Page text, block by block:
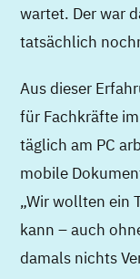
wartet. Der war
tatsächlich
Aus dieser
für Fachkräfte
täglich am PC
mobile
„Wir wollten ein
kann – auch
damals nichts